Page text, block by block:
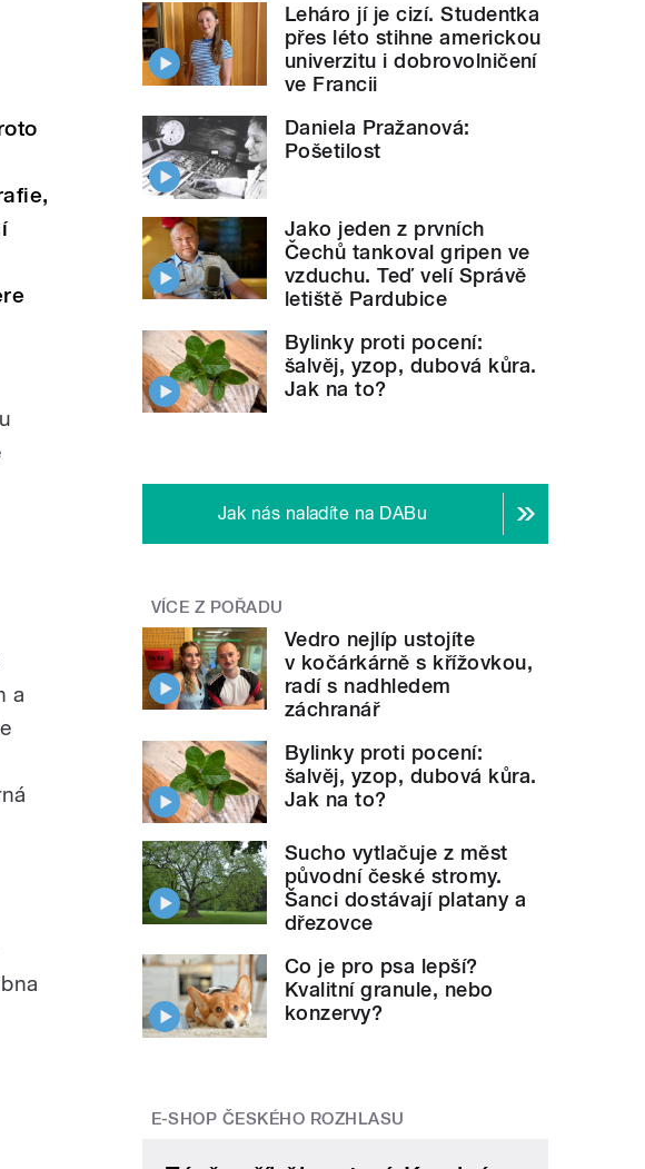
a
Leháro jí je cizí. Studentka
přes léto stihne americkou
univerzitu i dobrovolničení
ve Francii
Daniela Pražanová:
Pošetilost
Jako jeden z prvních
Čechů tankoval gripen ve
vzduchu. Teď velí Správě
letiště Pardubice
Bylinky proti pocení:
šalvěj, yzop, dubová kůra.
Jak na to?
Jak nás naladíte na DABu
VÍCE Z POŘADU
Vedro nejlíp ustojíte
v kočárkárně s křížovkou,
radí s nadhledem
záchranář
Bylinky proti pocení:
šalvěj, yzop, dubová kůra.
Jak na to?
Sucho vytlačuje z měst
původní české stromy.
Šanci dostávají platany a
dřezovce
Co je pro psa lepší?
Kvalitní granule, nebo
konzervy?
E-SHOP ČESKÉHO ROZHLASU